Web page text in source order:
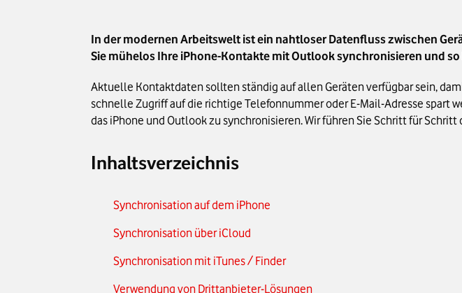
In der modernen Arbeitswelt ist ein nahtloser Datenfluss zwischen
Sie mühelos Ihre iPhone-Kontakte mit Outlook synchronisieren und
Aktuelle Kontaktdaten sollten ständig auf allen Geräten verfügbar sein,
schnelle Zugriff auf die richtige Telefonnummer oder E-Mail-Adresse
das iPhone und Outlook zu synchronisieren. Wir führen Sie Schritt für
Inhaltsverzeichnis
Synchronisation auf dem iPhone
Synchronisation über iCloud
Synchronisation mit iTunes / Finder
Verwendung von Drittanbieter-Lösungen